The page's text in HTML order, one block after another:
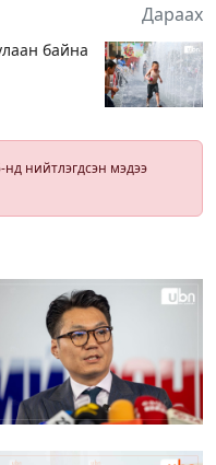
Дараах
байна
нийтлэгдсэн мэдээ